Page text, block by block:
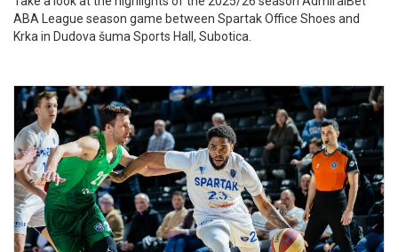
ABA League season game between Spartak Office Shoes and
Krka in Dudova šuma Sports Hall, Subotica.